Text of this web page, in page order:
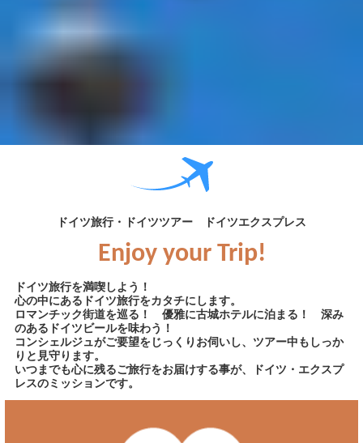
ドイツ旅行・ドイツツアー ドイツエクスプレス
Enjoy your Trip!
ドイツ旅行を満喫しよう！
心の中にあるドイツ旅行をカタチにします。
ロマンチック街道を巡る！ 優雅に古城ホテルに泊まる！ 深み
のあるドイツビールを味わう！
コンシェルジュがご要望をじっくりお伺いし、ツアー中もしっか
りと見守ります。
いつまでも心に残るご旅行をお届けする事が、ドイツ・エクスプ
レスのミッションです。